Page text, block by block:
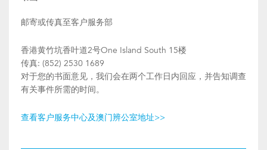
邮寄或传真至客户服务部
香港黄竹坑香叶道2号One Island South 15楼
传真: (852) 2530 1689
对于您的书面意见，我们会在两个工作日内回应，并告知调查
有关事件所需的时间。
查看客户服务中心及澳门辨公室地址>>